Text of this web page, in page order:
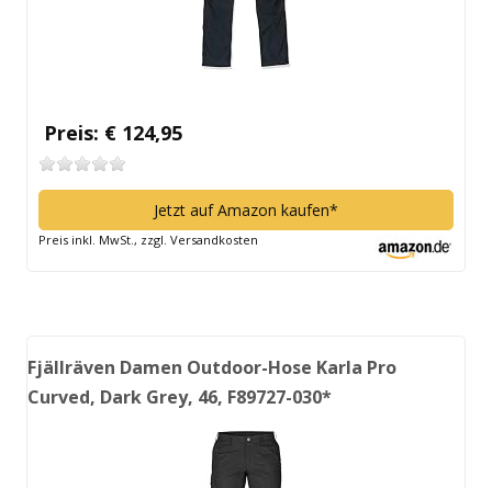
Preis: € 124,95
Jetzt auf Amazon kaufen*
Preis inkl. MwSt., zzgl. Versandkosten
Fjällräven Damen Outdoor-Hose Karla Pro
Curved, Dark Grey, 46, F89727-030*